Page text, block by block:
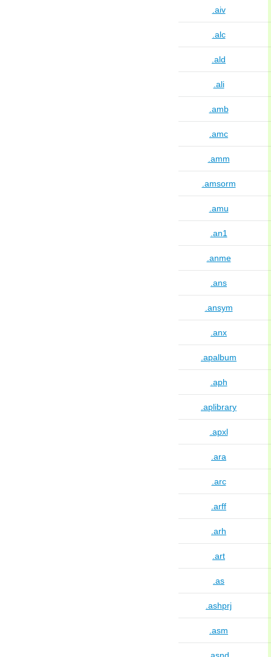
.aiv
.alc
.ald
.ali
.amb
.amc
.amm
.amsorm
.amu
.an1
.anme
.ans
.ansym
.anx
.apalbum
.aph
.aplibrary
.apxl
.ara
.arc
.arff
.arh
.art
.as
.ashprj
.asm